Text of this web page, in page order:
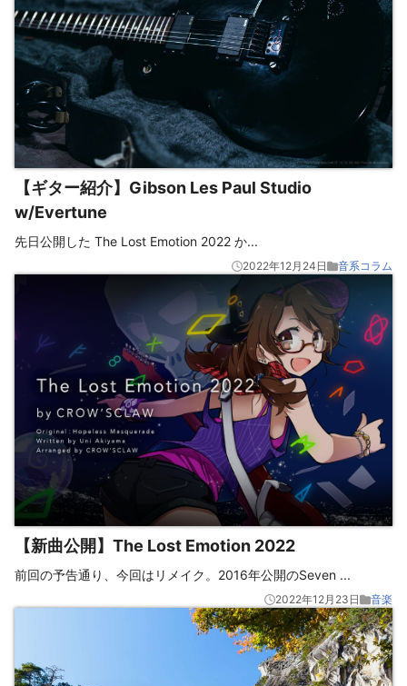
【ギター紹介】Gibson Les Paul Studio
w/Evertune
先日公開した The Lost Emotion 2022 か...
2022年12月24日 音系コラム
【新曲公開】The Lost Emotion 2022
前回の予告通り、今回はリメイク。2016年公開のSeven ...
2022年12月23日 音楽